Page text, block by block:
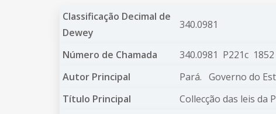
Classificação Decimal de
Dewey
340.0981
Número de Chamada
340.0981 P221c
Autor Principal
Pará. Governo do
Título Principal
Collecção das leis da